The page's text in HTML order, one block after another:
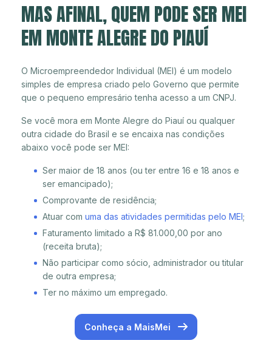
MAS AFINAL, QUEM PODE SER MEI
EM MONTE ALEGRE DO PIAUÍ
O Microempreendedor Individual (MEI) é um modelo
simples de empresa criado pelo Governo que permite
que o pequeno empresário tenha acesso a um CNPJ.
Se você mora em Monte Alegre do Piauí ou qualquer
outra cidade do Brasil e se encaixa nas condições
abaixo você pode ser MEI:
Ser maior de 18 anos (ou ter entre 16 e 18 anos e
ser emancipado);
Comprovante de residência;
Atuar com uma das atividades permitidas pelo MEI;
Faturamento limitado a R$ 81.000,00 por ano
(receita bruta);
Não participar como sócio, administrador ou titular
de outra empresa;
Ter no máximo um empregado.
Conheça a MaisMei